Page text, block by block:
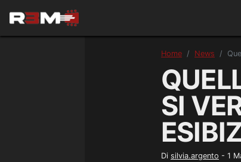
Home News
SI
Di silvia.argento - 1